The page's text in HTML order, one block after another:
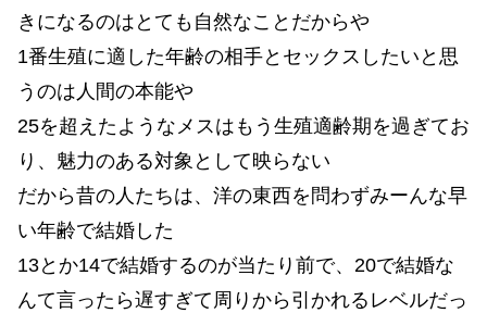
きになるのはとても自然なことだからや
1番生殖に適した年齢の相手とセックスしたいと思
うのは人間の本能や
25を超えたようなメスはもう生殖適齢期を過ぎてお
り、魅力のある対象として映らない
だから昔の人たちは、洋の東西を問わずみーんな早
い年齢で結婚した
13とか14で結婚するのが当たり前で、20で結婚な
んて言ったら遅すぎて周りから引かれるレベルだっ